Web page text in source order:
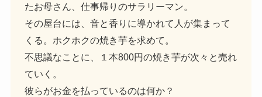
たお母さん、仕事帰りのサラリーマン。
その屋台には、音と香りに導かれて人が集まって
くる。ホクホクの焼き芋を求めて。
不思議なことに、１本800円の焼き芋が次々と売れ
ていく。
彼らがお金を払っているのは何か？